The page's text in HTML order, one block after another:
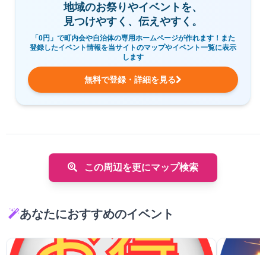
地域のお祭りやイベントを、
見つけやすく、伝えやすく。
「0円」で町内会や自治体の専用ホームページが作れます！また
登録したイベント情報を当サイトのマップやイベント一覧に表示
します
無料で登録・詳細を見る
この周辺を更にマップ検索
あなたにおすすめのイベント